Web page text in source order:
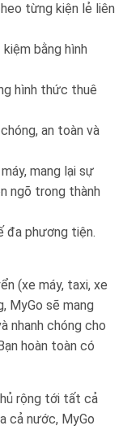
từng kiện lẻ liên
bằng hình
hình thức thuê
an toàn và
mang lại sự
ngõ trong thành
đa phương tiện.
(xe máy, taxi, xe
MyGo sẽ mang
nhanh chóng cho
hoàn toàn có
rộng tới tất cả
cả nước, MyGo